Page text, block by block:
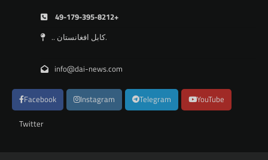
49-179-395-8212+
.. کابل افغانستان.
info@dai-news.com
Facebook Instagram Telegram YouTube
Twitter